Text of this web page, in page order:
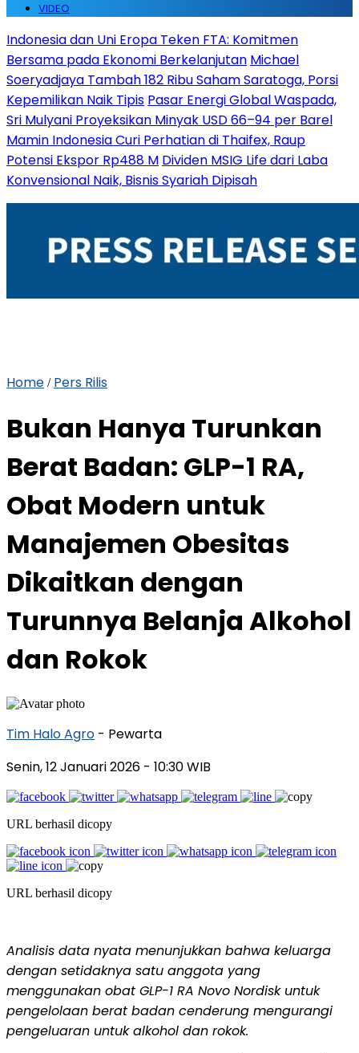
VIDEO
Indonesia dan Uni Eropa Teken FTA: Komitmen
Bersama pada Ekonomi Berkelanjutan Michael
Soeryadjaya Tambah 182 Ribu Saham Saratoga, Porsi
Kepemilikan Naik Tipis Pasar Energi Global Waspada,
Sri Mulyani Proyeksikan Minyak USD 66–94 per Barel
Mamin Indonesia Curi Perhatian di Thaifex, Raup
Potensi Ekspor Rp488 M Dividen MSIG Life dari Laba
Konvensional Naik, Bisnis Syariah Dipisah
Home / Pers Rilis
Bukan Hanya Turunkan
Berat Badan: GLP-1 RA,
Obat Modern untuk
Manajemen Obesitas
Dikaitkan dengan
Turunnya Belanja Alkohol
dan Rokok
Tim Halo Agro - Pewarta
Senin, 12 Januari 2026 - 10:30 WIB
URL berhasil dicopy
URL berhasil dicopy
Analisis data nyata menunjukkan bahwa keluarga
dengan setidaknya satu anggota yang
menggunakan obat GLP-1 RA Novo Nordisk untuk
pengelolaan berat badan cenderung mengurangi
pengeluaran untuk alkohol dan rokok.